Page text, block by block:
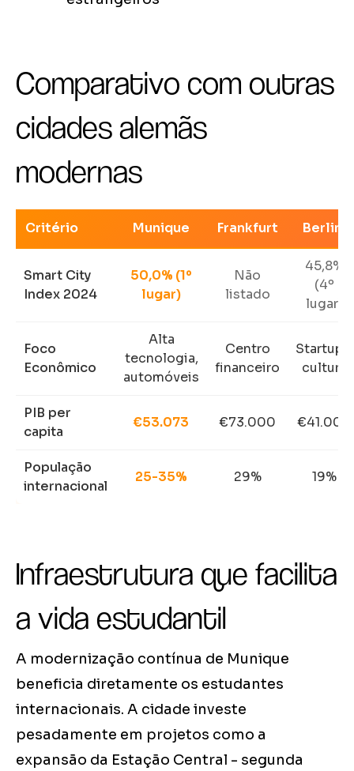
Comparativo com outras
cidades alemãs
modernas
Critério Munique Frankfurt Berlim
Smart City
Index 2024
50,0% (1º
lugar)
Não
listado
45,8%
(4º
lugar)
Foco
Econômico
Alta
tecnologia,
automóveis
Centro
financeiro
Startups,
cultura
PIB per
capita
€53.073 €73.000 €41.000
População
internacional
25-35% 29% 19%
Infraestrutura que facilita
a vida estudantil
A modernização contínua de Munique
beneficia diretamente os estudantes
internacionais. A cidade investe
pesadamente em projetos como a
expansão da Estação Central - segunda